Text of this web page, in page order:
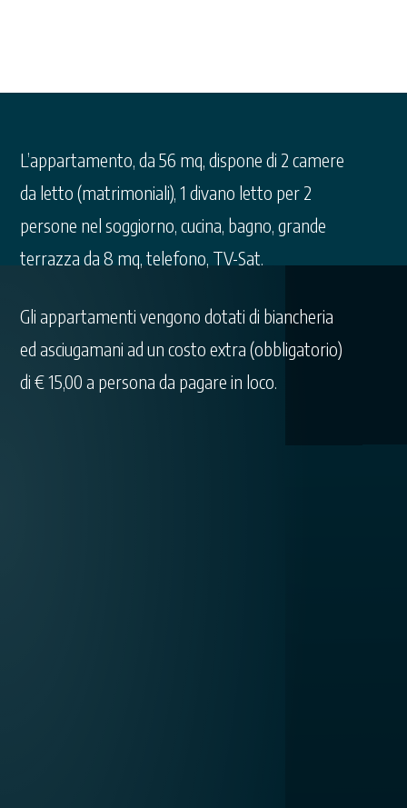
L’appartamento, da 56 mq, dispone di 2 camere
da letto (matrimoniali), 1 divano letto per 2
persone nel soggiorno, cucina, bagno, grande
terrazza da 8 mq, telefono, TV-Sat.
Gli appartamenti vengono dotati di biancheria
ed asciugamani ad un costo extra (obbligatorio)
di € 15,00 a persona da pagare in loco.